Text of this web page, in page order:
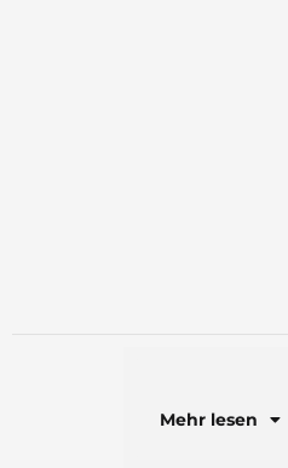
Mehr lesen